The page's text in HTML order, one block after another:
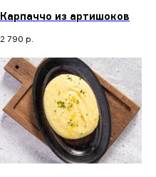
Карпаччо из артишоков
2 790 р.